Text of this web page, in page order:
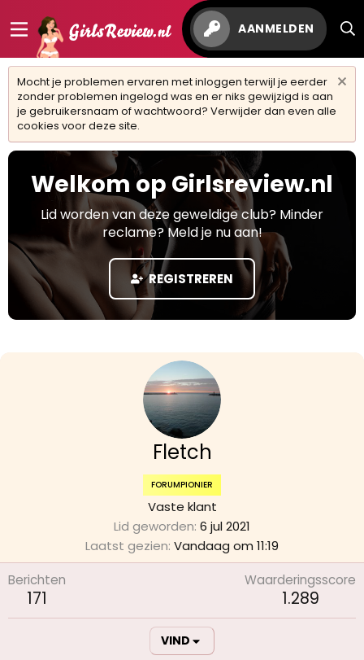
AANMELDEN
Mocht je problemen ervaren met inloggen terwijl je eerder
zonder problemen ingelogd was en er niks gewijzigd is aan
je gebruikersnaam of wachtwoord? Verwijder dan even alle
cookies voor deze site.
Welkom op Girlsreview.nl
Lid worden van deze geweldige club? Minder
reclame? Meld je nu aan!
REGISTREREN
Fletch
FORUMPIONIER
Vaste klant
Lid geworden 6 jul 2021
Laatst gezien Vandaag om 11:19
Berichten
171
Waarderingsscore
1.289
VIND